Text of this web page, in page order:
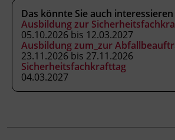
Fachtrainer_in
Abschluss
BFI Tirol Zertifikat
Veranstaltungsort
Ing.-Etzel-Straße 7
Das könnte Sie auch interessieren
Ausbildung zur
05.10.2026 bis 12.03.2027
Ausbildung zum_zur
23.11.2026 bis 27.11.2026
Sicherheitsfachkrafttag
04.03.2027